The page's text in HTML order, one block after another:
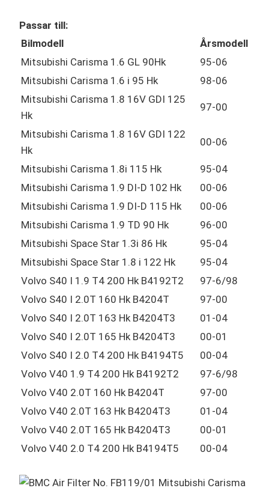
Passar till:
Bilmodell
Årsmodell
Mitsubishi Carisma 1.6 GL 90Hk
95-06
Mitsubishi Carisma 1.6 i 95 Hk
98-06
Mitsubishi Carisma 1.8 16V GDI 125
Hk
97-00
Mitsubishi Carisma 1.8 16V GDI 122
Hk
00-06
Mitsubishi Carisma 1.8i 115 Hk
95-04
Mitsubishi Carisma 1.9 DI-D 102 Hk
00-06
Mitsubishi Carisma 1.9 DI-D 115 Hk
00-06
Mitsubishi Carisma 1.9 TD 90 Hk
96-00
Mitsubishi Space Star 1.3i 86 Hk
95-04
Mitsubishi Space Star 1.8 i 122 Hk
95-04
Volvo S40 I 1.9 T4 200 Hk B4192T2
97-6/98
Volvo S40 I 2.0T 160 Hk B4204T
97-00
Volvo S40 I 2.0T 163 Hk B4204T3
01-04
Volvo S40 I 2.0T 165 Hk B4204T3
00-01
Volvo S40 I 2.0 T4 200 Hk B4194T5
00-04
Volvo V40 1.9 T4 200 Hk B4192T2
97-6/98
Volvo V40 2.0T 160 Hk B4204T
97-00
Volvo V40 2.0T 163 Hk B4204T3
01-04
Volvo V40 2.0T 165 Hk B4204T3
00-01
Volvo V40 2.0 T4 200 Hk B4194T5
00-04